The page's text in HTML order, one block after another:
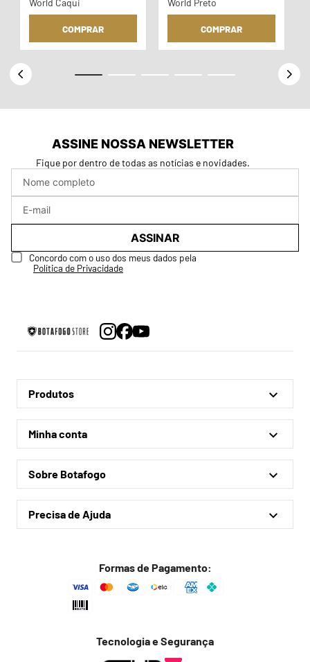
World Caqui
COMPRAR
World Preto
COMPRAR
ASSINE NOSSA NEWSLETTER
Fique por dentro de todas as notícias e novidades.
ASSINAR
Concordo com o uso dos meus dados pela
Política de Privacidade
Produtos
Linha Oficial
Treino e Viagem
Coleções
Minha conta
Minha conta
Meus pedidos
Sobre Botafogo
Quem somos
Lojas físicas
Precisa de Ajuda
Trocas e devoluções
Formas de Pagamento:
Tecnologia e Segurança